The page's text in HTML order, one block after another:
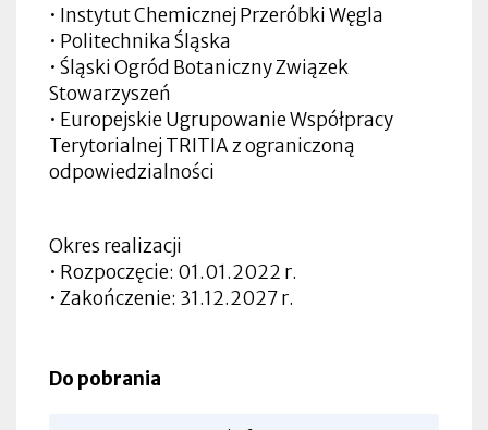
• Instytut Chemicznej Przeróbki Węgla
• Politechnika Śląska
• Śląski Ogród Botaniczny Związek
Stowarzyszeń
• Europejskie Ugrupowanie Współpracy
Terytorialnej TRITIA z ograniczoną
odpowiedzialności
Okres realizacji
• Rozpoczęcie: 01.01.2022 r.
• Zakończenie: 31.12.2027 r.
Do pobrania